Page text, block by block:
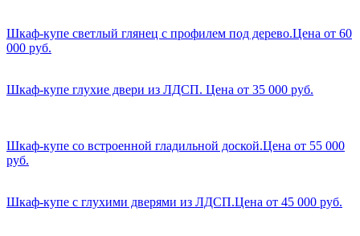
Шкаф-купе светлый глянец с профилем под дерево.Цена от 60
000 руб.
Шкаф-купе глухие двери из ЛДСП. Цена от 35 000 руб.
Шкаф-купе со встроенной гладильной доской.Цена от 55 000
руб.
Шкаф-купе с глухими дверями из ЛДСП.Цена от 45 000 руб.